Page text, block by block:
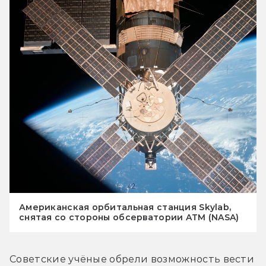
Американская орбитальная станция Skylab,
снятая со стороны обсерватории ATM (NASA)
Советские учёные обрели возможность вести